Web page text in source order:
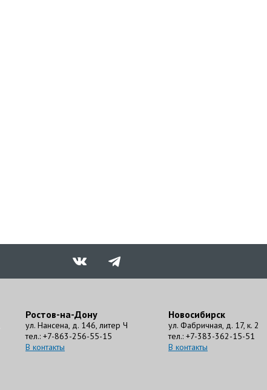
Ростов-на-Дону
ул. Нансена, д. 146, литер Ч
тел.: +7-863-256-55-15
В контакты
Новосибирск
ул. Фабричная, д. 17, к. 2
тел.: +7-383-362-15-51
В контакты